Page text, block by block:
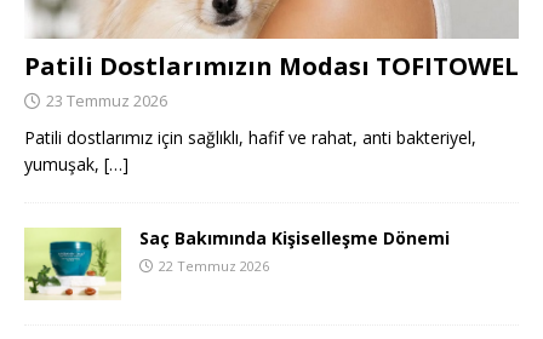
Patili Dostlarımızın Modası TOFITOWEL
23 Temmuz 2026
Patili dostlarımız için sağlıklı, hafif ve rahat, anti bakteriyel,
yumuşak, […]
Saç Bakımında Kişiselleşme Dönemi
22 Temmuz 2026